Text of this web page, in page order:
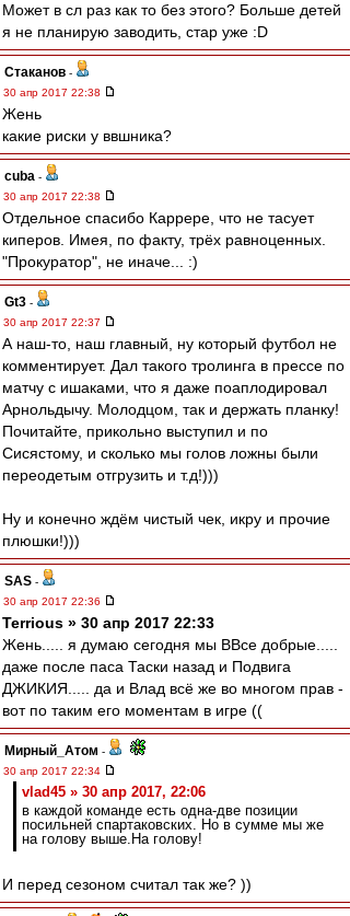
Может в сл раз как то без этого? Больше детей
я не планирую заводить, стар уже :D
Cтаканов -
30 апр 2017 22:38
Жень
какие риски у ввшника?
cuba -
30 апр 2017 22:38
Отдельное спасибо Каррере, что не тасует
киперов. Имея, по факту, трёх равноценных.
"Прокуратор", не иначе... :)
Gt3 -
30 апр 2017 22:37
А наш-то, наш главный, ну который футбол не
комментирует. Дал такого тролинга в прессе по
матчу с ишаками, что я даже поаплодировал
Арнольдычу. Молодцом, так и держать планку!
Почитайте, прикольно выступил и по
Сисястому, и сколько мы голов ложны были
переодетым отгрузить и т.д!)))
Ну и конечно ждём чистый чек, икру и прочие
плюшки!)))
SAS -
30 апр 2017 22:36
Terrious » 30 апр 2017 22:33
Жень..... я думаю сегодня мы ВВсе добрые.....
даже после паса Таски назад и Подвига
ДЖИКИЯ..... да и Влад всё же во многом прав -
вот по таким его моментам в игре ((
Мирный_Атом -
30 апр 2017 22:34
vlad45 » 30 апр 2017, 22:06
в каждой команде есть одна-две позиции
посильней спартаковских. Но в сумме мы же
на голову выше.На голову!
И перед сезоном считал так же? ))